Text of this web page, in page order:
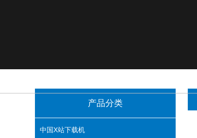
产品分类
中国X站下载机